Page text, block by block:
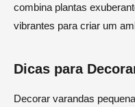
combina plantas
vibrantes para criar um
Dicas para
Decorar varandas